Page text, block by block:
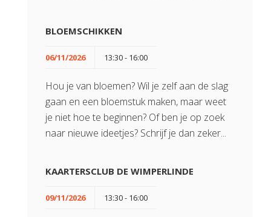
BLOEMSCHIKKEN
06/11/2026 13:30 - 16:00
Hou je van bloemen? Wil je zelf aan de slag
gaan en een bloemstuk maken, maar weet
je niet hoe te beginnen? Of ben je op zoek
naar nieuwe ideetjes? Schrijf je dan zeker...
KAARTERSCLUB DE WIMPERLINDE
09/11/2026 13:30 - 16:00